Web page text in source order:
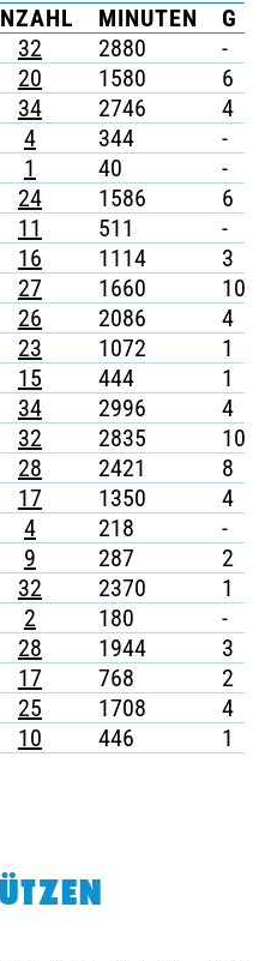
MINUTEN G
32 2880 -
20 1580 6
34 2746 4
4 344 -
1 40 -
24 1586 6
11 511 -
16 1114 3
27 1660 10
26 2086 4
23 1072 1
15 444 1
34 2996 4
32 2835 10
28 2421 8
17 1350 4
4 218 -
9 287 2
32 2370 1
2 180 -
28 1944 3
17 768 2
25 1708 4
10 446 1